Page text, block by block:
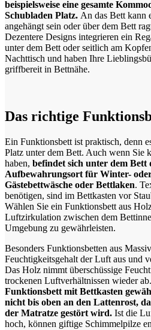
beispielsweise eine gesamte
Schubladen Platz. An das Bett kann
angehängt sein oder über dem Bett
Dezentere Designs integrieren ein
unter dem Bett oder seitlich am
Nachttisch und haben Ihre
griffbereit in Bettnähe.
Das richtige
Ein Funktionsbett ist praktisch, denn
Platz unter dem Bett. Auch wenn Sie
haben, befindet sich unter dem Bett
Aufbewahrungsort für Winter-
Gästebettwäsche oder Bettlaken.
benötigen, sind im Bettkasten vor
Wählen Sie ein Funktionsbett aus
Luftzirkulation zwischen dem
Umgebung zu gewährleisten.
Besonders Funktionsbetten aus
Feuchtigkeitsgehalt der Luft aus und
Das Holz nimmt überschüssige
trockenen Luftverhältnissen wieder ab.
Funktionsbett mit Bettkasten
nicht bis oben an den Lattenrost,
der Matratze gestört wird. Ist die
hoch, können giftige Schimmelpilze